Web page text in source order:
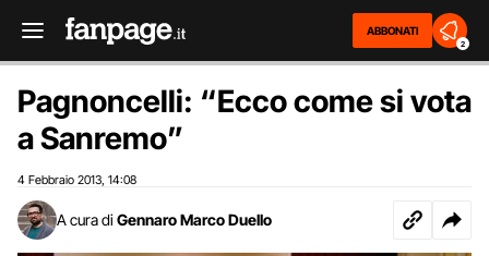
ABBONATI
2
Pagnoncelli: “Ecco come si vota
a Sanremo”
4 Febbraio 2013 14:08
A cura di Gennaro Marco Duello